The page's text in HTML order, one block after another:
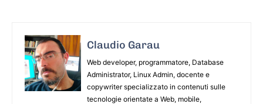
Claudio Garau
Web developer, programmatore, Database
Administrator, Linux Admin, docente e
copywriter specializzato in contenuti sulle
tecnologie orientate a Web, mobile,